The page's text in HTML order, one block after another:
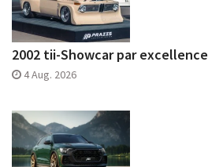
2002 tii-Showcar par excellence
4 Aug. 2026